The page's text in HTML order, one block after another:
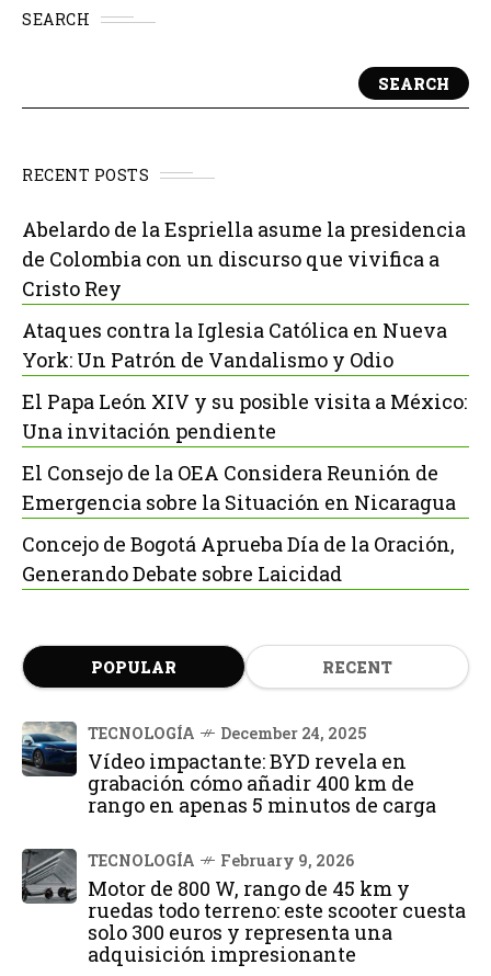
SEARCH
SEARCH
RECENT POSTS
Abelardo de la Espriella asume la presidencia
de Colombia con un discurso que vivifica a
Cristo Rey
Ataques contra la Iglesia Católica en Nueva
York: Un Patrón de Vandalismo y Odio
El Papa León XIV y su posible visita a México:
Una invitación pendiente
El Consejo de la OEA Considera Reunión de
Emergencia sobre la Situación en Nicaragua
Concejo de Bogotá Aprueba Día de la Oración,
Generando Debate sobre Laicidad
POPULAR RECENT
TECNOLOGÍA December 24, 2025
Vídeo impactante: BYD revela en
grabación cómo añadir 400 km de
rango en apenas 5 minutos de carga
TECNOLOGÍA February 9, 2026
Motor de 800 W, rango de 45 km y
ruedas todo terreno: este scooter cuesta
solo 300 euros y representa una
adquisición impresionante